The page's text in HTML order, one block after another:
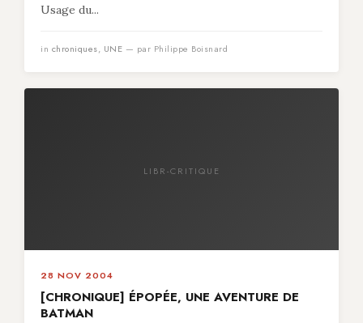
Usage du...
in chroniques, UNE — par Philippe Boisnard
LIBR-CRITIQUE
28 NOV 2004
[CHRONIQUE] ÉPOPÉE, UNE AVENTURE DE
BATMAN